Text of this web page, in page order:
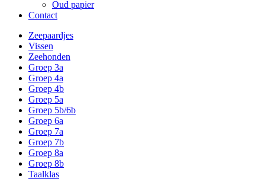
Oud papier
Contact
Zeepaardjes
Vissen
Zeehonden
Groep 3a
Groep 4a
Groep 4b
Groep 5a
Groep 5b/6b
Groep 6a
Groep 7a
Groep 7b
Groep 8a
Groep 8b
Taalklas